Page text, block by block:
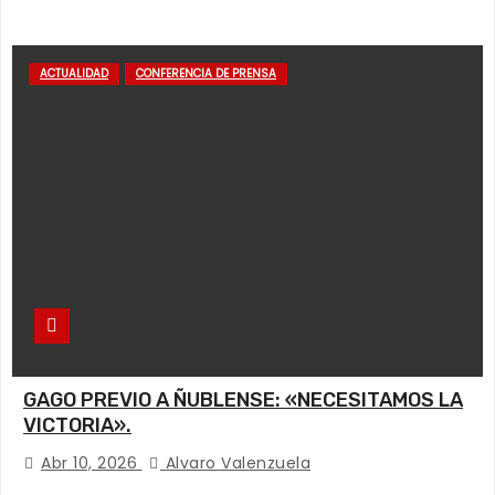
ACTUALIDAD CONFERENCIA DE PRENSA
GAGO PREVIO A ÑUBLENSE: «NECESITAMOS LA
VICTORIA».
Abr 10, 2026 Alvaro Valenzuela